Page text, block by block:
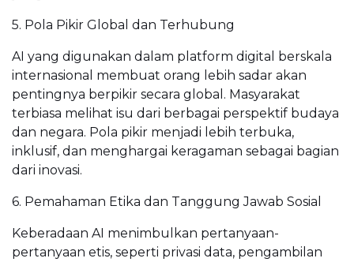
5. Pola Pikir Global dan Terhubung
AI yang digunakan dalam platform digital berskala
internasional membuat orang lebih sadar akan
pentingnya berpikir secara global. Masyarakat
terbiasa melihat isu dari berbagai perspektif budaya
dan negara. Pola pikir menjadi lebih terbuka,
inklusif, dan menghargai keragaman sebagai bagian
dari inovasi.
6. Pemahaman Etika dan Tanggung Jawab Sosial
Keberadaan AI menimbulkan pertanyaan-
pertanyaan etis, seperti privasi data, pengambilan